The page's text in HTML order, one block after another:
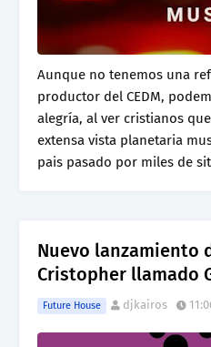
Aunque no tenemos una
productor del CEDM,
alegría, al ver cristianos
extensa vista planetaria
pais pasado por miles de
Nuevo lanzamiento
Cristopher llamado
Future House djkairos